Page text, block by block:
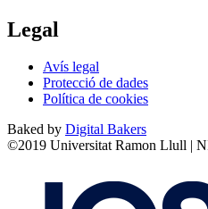
Legal
Avís legal
Protecció de dades
Política de cookies
Baked by Digital Bakers
©2019 Universitat Ramon Llull |